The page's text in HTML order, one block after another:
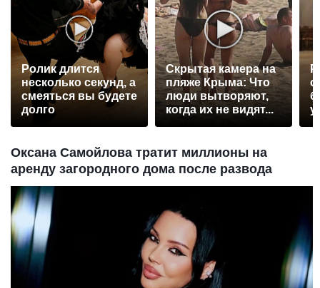
Ролик длится
несколько секунд, а
смеяться вы будете
долго
Скрытая камера на
пляже Крыма: Что
люди вытворяют,
когда их не видят...
Оксана Самойлова тратит миллионы на
аренду загородного дома после развода